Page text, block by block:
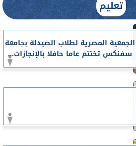
تعليم
الجمعية المصرية لطلاب الصيدلة بجامعة
سفنكس تختتم عاما حافلا بالإنجازات...